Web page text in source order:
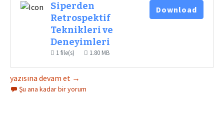
Siperden
Retrospektif
Teknikleri ve
Deneyimleri
1 file(s) 1.80 MB
Download
Siperden Retrospektif Teknikleri ve Deneyimleri
yazısına devam et →
Şu ana kadar bir yorum